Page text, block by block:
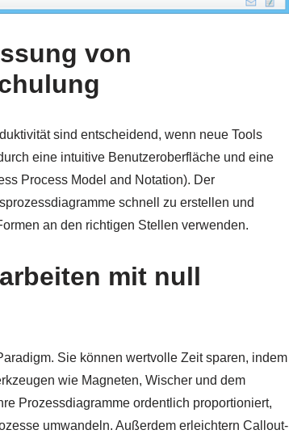
von
sind entscheidend, wenn neue Tools
eine intuitive Benutzeroberfläche und eine
Process Model and Notation). Der
schnell zu erstellen und
an den richtigen Stellen verwenden.
mit null
Sie können wertvolle Zeit sparen, indem
wie Magneten, Wischer und dem
Prozessdiagramme ordentlich proportioniert,
umwandeln. Außerdem erleichtern Callout-